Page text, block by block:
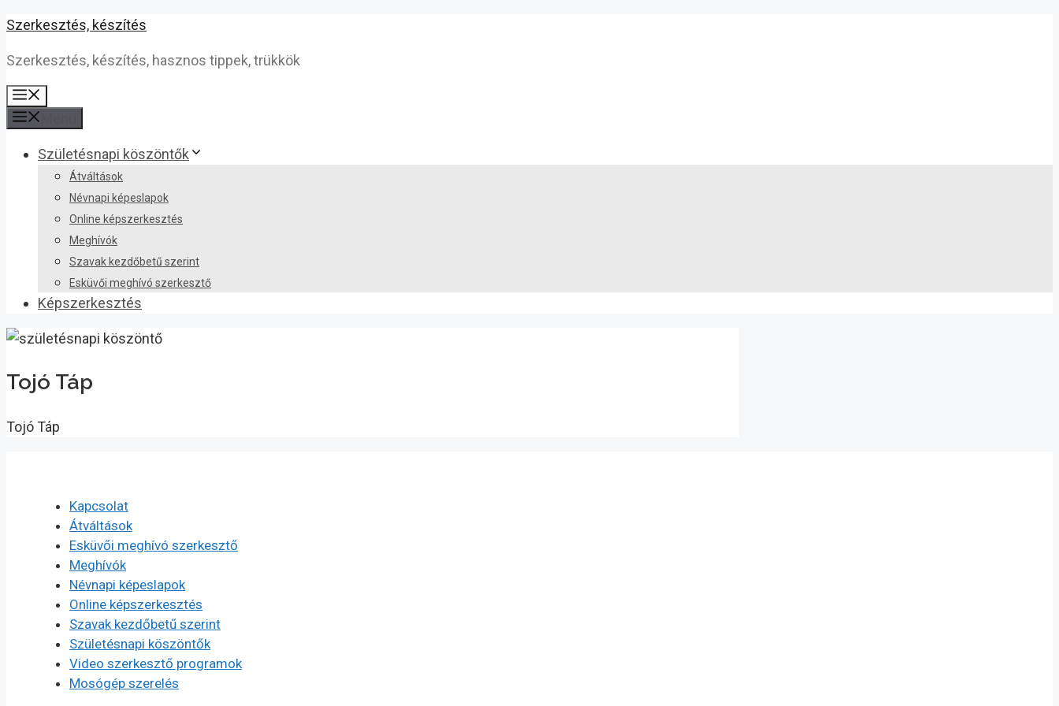
Kilépés
tartalomba
Szerkesztés, készítés
Szerkesztés, készítés, hasznos tippek, trükkök
Születésnapi köszöntők
Átváltások
Névnapi képeslapok
Online képszerkesztés
Meghívók
Szavak kezdőbetű szerint
Esküvői meghívó szerkesztő
Képszerkesztés
Tojó Táp
Tojó Táp
Kapcsolat
Átváltások
Esküvői meghívó szerkesztő
Meghívók
Névnapi képeslapok
Online képszerkesztés
Szavak kezdőbetű szerint
Születésnapi köszöntők
Video szerkesztő programok
Mosógép szerelés